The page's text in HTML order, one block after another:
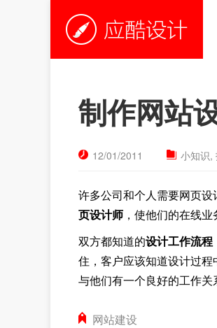
制作网站
12/01/2011 小知识,
许多公司和个人需要网页
页设计师 ，使他们的在线
双方都知道的设计工作流程
住，客户应该知道设计过
与他们有一个良好的工作
网站建设